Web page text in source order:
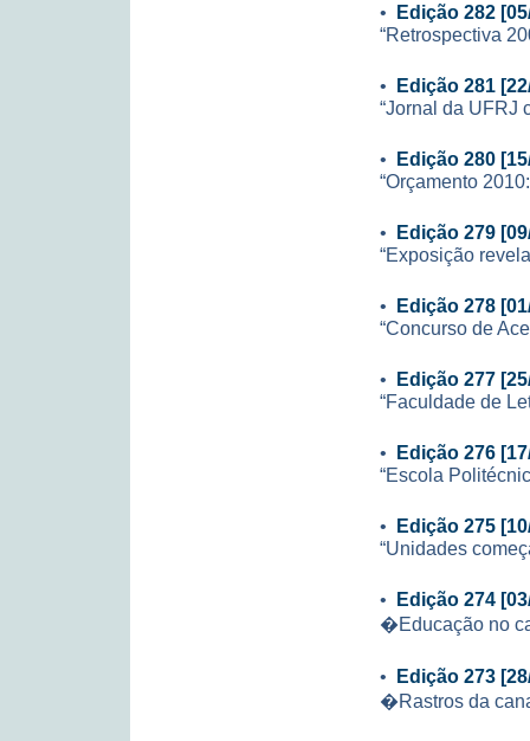
• Edição 282
“Retrospectiva
• Edição 281
“Jornal da UFRJ
• Edição 280
“Orçamento
• Edição 279
“Exposição
• Edição 278
“Concurso de
• Edição 277
“Faculdade de
• Edição 276
“Escola
• Edição 275
“Unidades
• Edição 274
�Educação no
• Edição 273
�Rastros da